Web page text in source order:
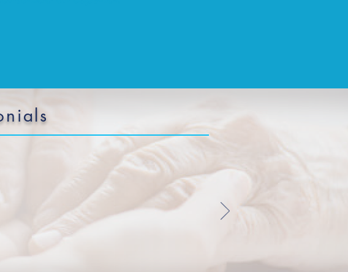
guidance. The care receiver is on a journey
that can tell you step-by-step how to do
to partner with SCRC on this journey.”